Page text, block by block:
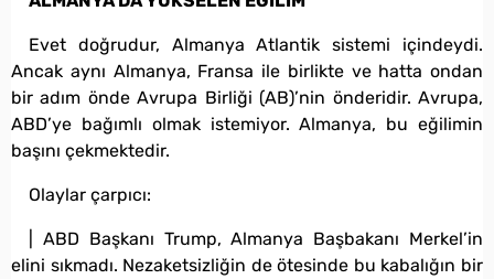
Evet doğrudur, Almanya Atlantik sistemi içindeydi.
Ancak aynı Almanya, Fransa ile birlikte ve hatta ondan
bir adım önde Avrupa Birliği (AB)’nin önderidir. Avrupa,
ABD’ye bağımlı olmak istemiyor. Almanya, bu eğilimin
başını çekmektedir.
Olaylar çarpıcı:
| ABD Başkanı Trump, Almanya Başbakanı Merkel’in
elini sıkmadı. Nezaketsizliğin de ötesinde bu kabalığın bir